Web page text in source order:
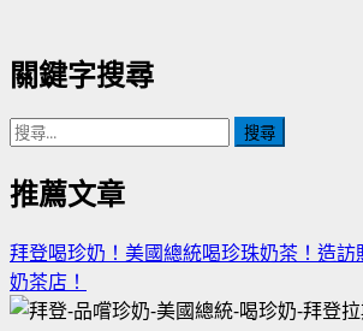
關鍵字搜尋
搜
關
字:
推薦文章
拜登喝珍奶！美國總統喝珍珠奶茶！造
奶茶店！